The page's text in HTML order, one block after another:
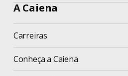
A Caiena
Carreiras
Conheça a Caiena